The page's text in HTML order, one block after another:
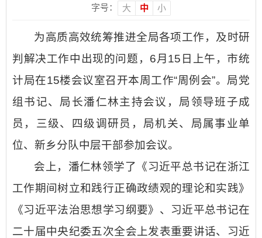
字号：
大 中 小
为高质高效统筹推进全局各项工作，及时研
判解决工作中出现的问题，6月15日上午，市统
计局在15楼会议室召开本周工作“周例会”。局党
组书记、局长潘仁林主持会议，局领导班子成
员，三级、四级调研员，局机关、局属事业单
位、新乡分队中层干部参加会议。
会上，潘仁林领学了《习近平总书记在浙江
工作期间树立和践行正确政绩观的理论和实践》
《习近平法治思想学习纲要》、习近平总书记在
二十届中央纪委五次全会上发表重要讲话、习近